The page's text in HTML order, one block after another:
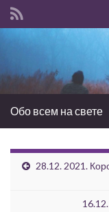
Обо всем на свете
28.12. 2021.